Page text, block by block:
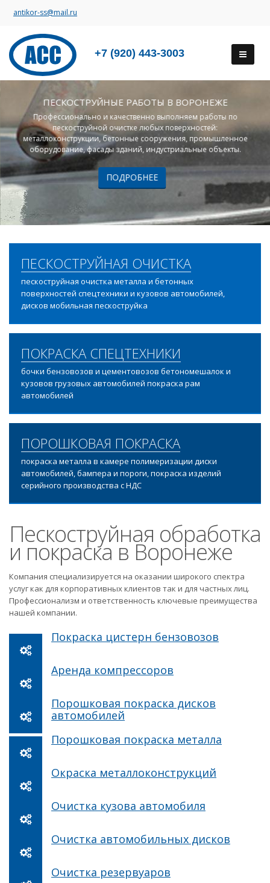
antikor-ss@mail.ru
+7 (920) 443-3003
ПЕСКОСТРУЙНЫЕ РАБОТЫ В ВОРОНЕЖЕ
Профессионально и качественно выполняем работы по
пескоструйной очистке любых поверхностей:
металлоконструкции, бетонные сооружения, промышленное
оборудование, фасады зданий, индустриальные объекты.
ПОДРОБНЕЕ
ПЕСКОСТРУЙНАЯ ОЧИСТКА
пескоструйная очистка металла и бетонных
поверхностей спецтехники и кузовов автомобилей,
дисков мобильная пескоструйка
ПОКРАСКА СПЕЦТЕХНИКИ
бочки бензовозов и цементовозов бетономешалок и
кузовов грузовых автомобилей покраска рам
автомобилей
ПОРОШКОВАЯ ПОКРАСКА
покраска металла в камере полимеризации диски
автомобилей, бампера и пороги, покраска изделий
серийного производства с НДС
Пескоструйная обработка
и покраска в Воронеже
Компания специализируется на оказании широкого спектра
услуг как для корпоративных клиентов так и для частных лиц.
Профессионализм и ответственность ключевые преимущества
нашей компании.
Покраска цистерн бензовозов
Аренда компрессоров
Порошковая покраска дисков
автомобилей
Порошковая покраска металла
Окраска металлоконструкций
Очистка кузова автомобиля
Очистка автомобильных дисков
Очистка резервуаров